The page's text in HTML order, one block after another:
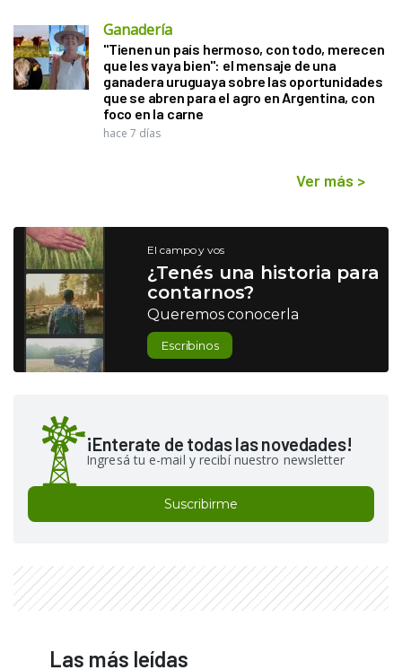
Ganadería
"Tienen un país hermoso, con todo, merecen
que les vaya bien": el mensaje de una
ganadera uruguaya sobre las oportunidades
que se abren para el agro en Argentina, con
foco en la carne
hace 7 días
Ver más >
El campo y vos
¿Tenés una historia para
contarnos?
Queremos conocerla
Escribinos
¡Enterate de todas las novedades!
Ingresá tu e-mail y recibí nuestro newsletter
Suscribirme
Las más leídas